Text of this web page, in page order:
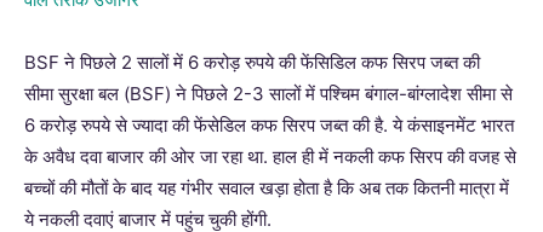
BSF ने पिछले 2 सालों में 6 करोड़ रुपये की फेंसिडिल कफ सिरप जब्त की
सीमा सुरक्षा बल (BSF) ने पिछले 2-3 सालों में पश्चिम बंगाल-बांग्लादेश सीमा से
6 करोड़ रुपये से ज्यादा की फेंसेडिल कफ सिरप जब्त की है. ये कंसाइनमेंट भारत
के अवैध दवा बाजार की ओर जा रहा था. हाल ही में नकली कफ सिरप की वजह से
बच्चों की मौतों के बाद यह गंभीर सवाल खड़ा होता है कि अब तक कितनी मात्रा में
ये नकली दवाएं बाजार में पहुंच चुकी होंगी.